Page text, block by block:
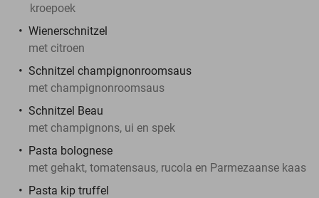
kroepoek
Wienerschnitzel
met citroen
Schnitzel champignonroomsaus
met champignonroomsaus
Schnitzel Beau
met champignons, ui en spek
Pasta bolognese
met gehakt, tomatensaus, rucola en Parmezaanse kaas
Pasta kip truffel